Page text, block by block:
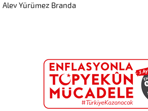
Alev Yürümez Branda